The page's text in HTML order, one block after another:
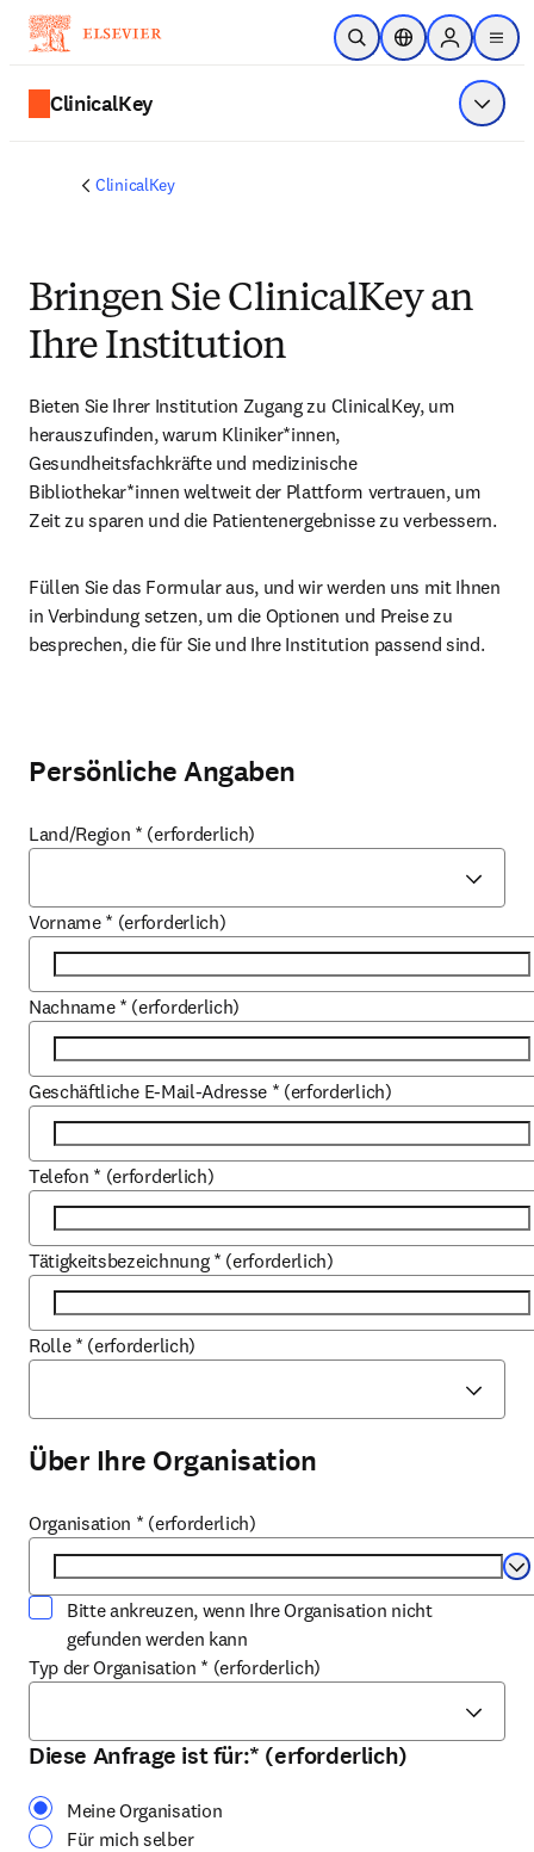
Zum Hauptinhalt wechseln
Suche öffnenStandortauswahl
Sign in to
menu
ClinicalKey Menü
ClinicalKey
Bringen Sie ClinicalKey an
Ihre Institution
Bieten Sie Ihrer Institution Zugang zu ClinicalKey, um
herauszufinden, warum Kliniker*innen,
Gesundheitsfachkräfte und medizinische
Bibliothekar*innen weltweit der Plattform vertrauen, um
Zeit zu sparen und die Patientenergebnisse zu verbessern.
Füllen Sie das Formular aus, und wir werden uns mit Ihnen
in Verbindung setzen, um die Optionen und Preise zu
besprechen, die für Sie und Ihre Institution passend sind.
Persönliche Angaben
Land/Region * (erforderlich)
Vorname * (erforderlich)
Nachname * (erforderlich)
Geschäftliche E-Mail-Adresse * (erforderlich)
Telefon * (erforderlich)
Tätigkeitsbezeichnung * (erforderlich)
Rolle * (erforderlich)
Über Ihre Organisation
Organisation * (erforderlich)
Bitte ankreuzen, wenn Ihre Organisation nicht
gefunden werden kann
Typ der Organisation * (erforderlich)
Diese Anfrage ist für:* (erforderlich)
Meine Organisation
Für mich selber